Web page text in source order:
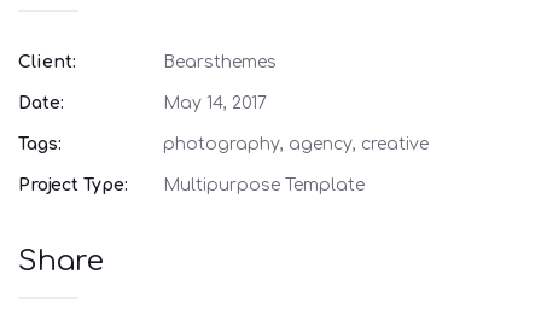
Client: Bearsthemes
Date: May 14, 2017
Tags: photography, agency, creative
Project Type: Multipurpose Template
Share